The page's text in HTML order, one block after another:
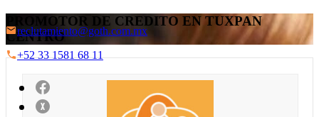
reclutamiento@goth.com.mx
+52 33 1581 68 11
PROMOTOR DE CREDITO EN TUXPAN
CENTRO